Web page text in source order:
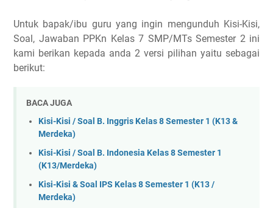
Untuk bapak/ibu guru yang ingin mengunduh Kisi-Kisi,
Soal, Jawaban PPKn Kelas 7 SMP/MTs Semester 2 ini
kami berikan kepada anda 2 versi pilihan yaitu sebagai
berikut:
BACA JUGA
Kisi-Kisi / Soal B. Inggris Kelas 8 Semester 1 (K13 &
Merdeka)
Kisi-Kisi / Soal B. Indonesia Kelas 8 Semester 1
(K13/Merdeka)
Kisi-Kisi & Soal IPS Kelas 8 Semester 1 (K13 /
Merdeka)